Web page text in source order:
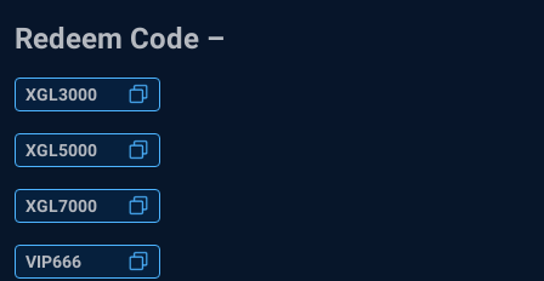
Redeem Code –
XGL3000
XGL5000
XGL7000
VIP666